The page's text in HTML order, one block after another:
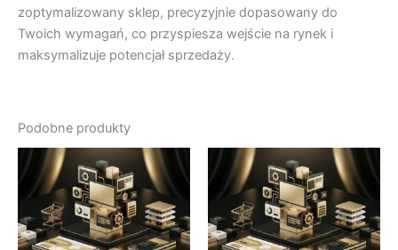
zoptymalizowany sklep, precyzyjnie dopasowany do
Twoich wymagań, co przyspiesza wejście na rynek i
maksymalizuje potencjał sprzedaży.
Podobne produkty